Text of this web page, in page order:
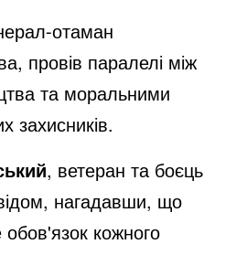
отаман
провів паралелі між
та моральними
захисників.
, ветеран та боєць
нагадавши, що
обов'язок кожного